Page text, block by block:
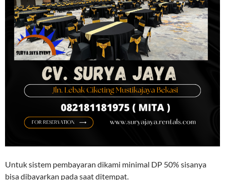
Untuk sistem pembayaran dikami minimal DP 50% sisanya
bisa dibayarkan pada saat ditempat.